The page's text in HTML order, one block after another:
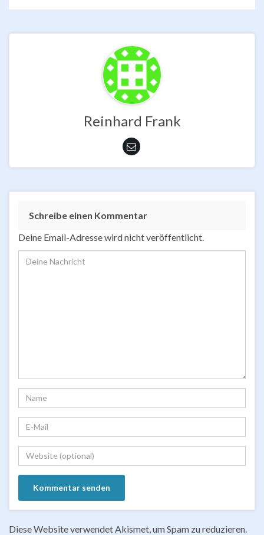
Reinhard Frank
Schreibe einen Kommentar
Deine Email-Adresse wird nicht veröffentlicht.
Diese Website verwendet Akismet, um Spam zu reduzieren.